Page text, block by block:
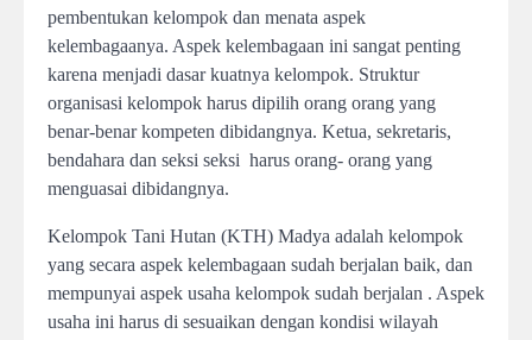
pembentukan kelompok dan menata aspek
kelembagaanya. Aspek kelembagaan ini sangat penting
karena menjadi dasar kuatnya kelompok. Struktur
organisasi kelompok harus dipilih orang orang yang
benar-benar kompeten dibidangnya. Ketua, sekretaris,
bendahara dan seksi seksi harus orang- orang yang
menguasai dibidangnya.
Kelompok Tani Hutan (KTH) Madya adalah kelompok
yang secara aspek kelembagaan sudah berjalan baik, dan
mempunyai aspek usaha kelompok sudah berjalan . Aspek
usaha ini harus di sesuaikan dengan kondisi wilayah